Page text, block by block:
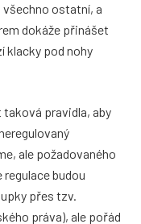
všechno ostatní, a
dokáže přinášet
klacky pod nohy
pravidla, aby
ale požadovaného
budou
přes tzv.
práva), ale pořád